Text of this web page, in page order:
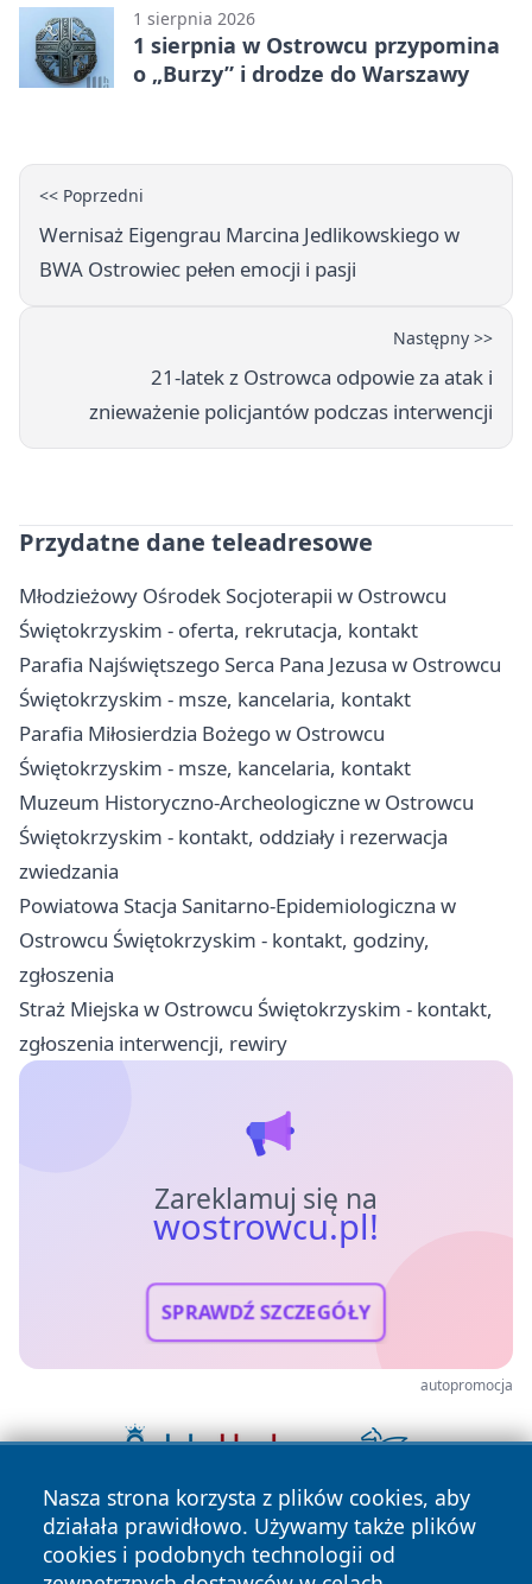
(Grupa IV)
1 sierpnia 2026
1 sierpnia w Ostrowcu przypomina
o „Burzy” i drodze do Warszawy
<< Poprzedni
Wernisaż Eigengrau Marcina Jedlikowskiego w
BWA Ostrowiec pełen emocji i pasji
Następny >>
21-latek z Ostrowca odpowie za atak i
znieważenie policjantów podczas interwencji
Przydatne dane teleadresowe
Młodzieżowy Ośrodek Socjoterapii w Ostrowcu
Świętokrzyskim - oferta, rekrutacja, kontakt
Parafia Najświętszego Serca Pana Jezusa w Ostrowcu
Świętokrzyskim - msze, kancelaria, kontakt
Parafia Miłosierdzia Bożego w Ostrowcu
Świętokrzyskim - msze, kancelaria, kontakt
Muzeum Historyczno-Archeologiczne w Ostrowcu
Świętokrzyskim - kontakt, oddziały i rezerwacja
zwiedzania
Powiatowa Stacja Sanitarno-Epidemiologiczna w
Ostrowcu Świętokrzyskim - kontakt, godziny,
zgłoszenia
Straż Miejska w Ostrowcu Świętokrzyskim - kontakt,
zgłoszenia interwencji, rewiry
Zareklamuj się na
wostrowcu.pl!
SPRAWDŹ SZCZEGÓŁY
autopromocja
Nasza strona korzysta z plików cookies, aby
działała prawidłowo. Używamy także plików
cookies i podobnych technologii od